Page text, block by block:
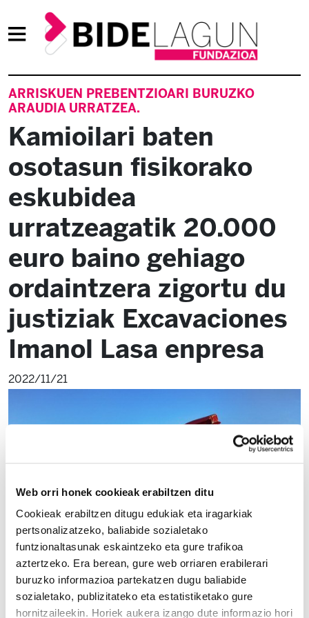
Web orri honek cookieak erabiltzen ditu
Cookieak erabiltzen ditugu edukiak eta iragarkiak
pertsonalizatzeko, baliabide sozialetako
funtzionaltasunak eskaintzeko eta gure trafikoa
aztertzeko. Era berean, gure web orriaren erabilerari
buruzko informazioa partekatzen dugu baliabide
sozialetako, publizitateko eta estatistiketako gure
hornitzaileekin. Horiek aukera izango dute informazio hori
ARRISKUEN PREBENTZIOARI BURUZKO
ARAUDIA URRATZEA.
Kamioilari baten
osotasun fisikorako
eskubidea
urratzeagatik 20.000
euro baino gehiago
ordaintzera zigortu du
justiziak Excavaciones
Imanol Lasa enpresa
2022/11/21